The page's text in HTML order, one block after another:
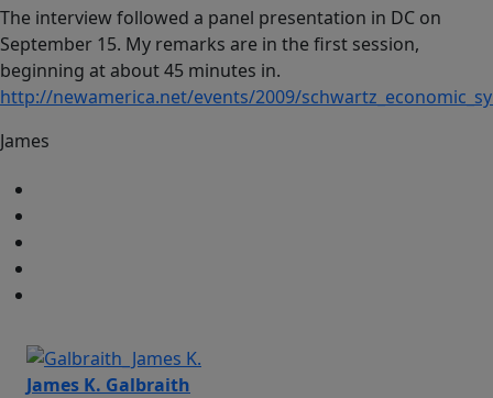
The interview followed a panel presentation in DC on
September 15. My remarks are in the first session,
beginning at about 45 minutes in.
http://newamerica.net/events/2009/
James
James K. Galbraith